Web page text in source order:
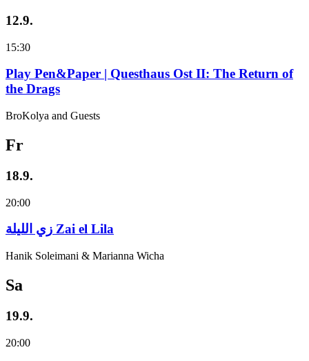
12.9.
15:30
Play Pen&Paper | Questhaus Ost II: The Return of
the Drags
BroKolya and Guests
Fr
18.9.
20:00
زي‌ اللیلة Zai el Lila
Hanik Soleimani & Marianna Wicha
Sa
19.9.
20:00